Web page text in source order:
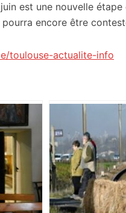
est une nouvelle
encore être
toulouse-actualite-info